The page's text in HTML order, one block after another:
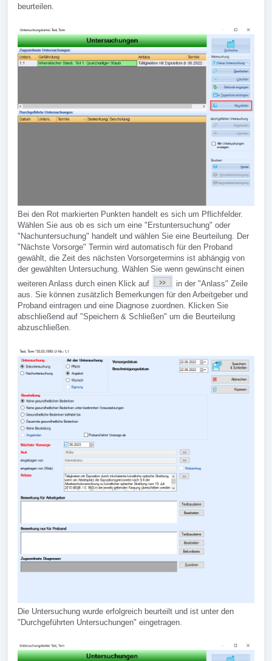
beurteilen.
Bei den Rot markierten Punkten handelt es sich um Pflichfelder.
Wählen Sie aus ob es sich um eine "Erstuntersuchung" oder
"Nachuntersuchung" handelt und wählen Sie eine Beurteilung. Der
"Nächste Vorsorge" Termin wird automatisch für den Proband
gewählt, die Zeit des nächsten Vorsorgetermins ist abhängig von
der gewählten Untersuchung. Wählen Sie wenn gewünscht einen
weiteren Anlass durch einen Klick auf
in der "Anlass" Zeile
aus. Sie können zusätzlich Bemerkungen für den Arbeitgeber und
Proband eintragen und eine Diagnose zuordnen. Klicken Sie
abschließend auf "Speichern & Schließen" um die Beurteilung
abzuschließen.
Die Untersuchung wurde erfolgreich beurteilt und ist unter den
"Durchgeführten Untersuchungen" eingetragen.